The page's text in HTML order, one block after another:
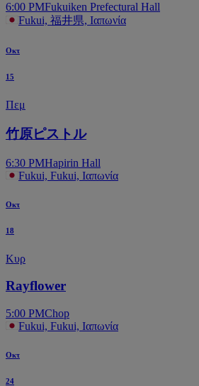
6:00 PMFukuiken Prefectural Hall
Fukui, 福井県, Ιαπωνία
Οκτ
15
Πεμ
竹原ピストル
6:30 PMHapirin Hall
Fukui, Fukui, Ιαπωνία
Οκτ
18
Κυρ
Rayflower
5:00 PMChop
Fukui, Fukui, Ιαπωνία
Οκτ
24